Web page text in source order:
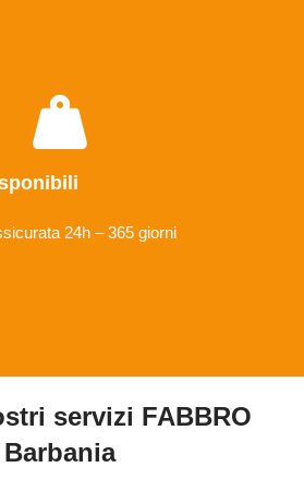
24h – 365 giorni
servizi FABBRO
Barbania